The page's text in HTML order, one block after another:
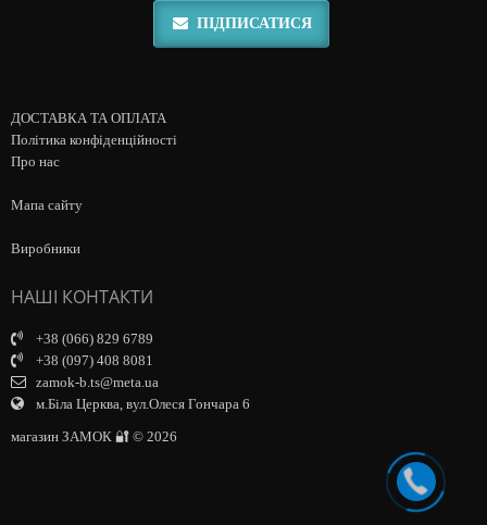
ПІДПИСАТИСЯ
ДОСТАВКА ТА ОПЛАТА
Політика конфіденційності
Про нас
Мапа сайту
Виробники
НАШІ КОНТАКТИ
+38 (066) 829 6789
+38 (097) 408 8081
zamok-b.ts@meta.ua
м.Біла Церква, вул.Олеся Гончара 6
магазин ЗАМОК 🔐 © 2026